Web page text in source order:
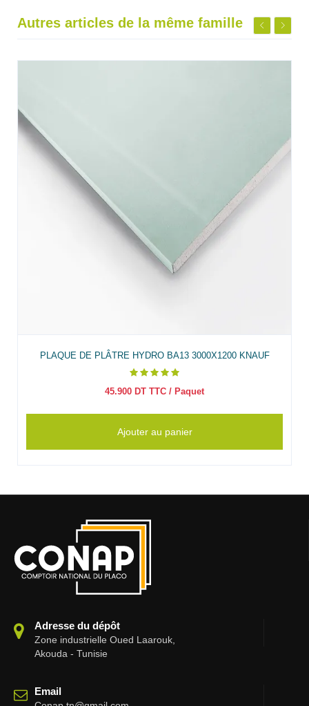
Autres articles de la même famille
PLAQUE DE PLÂTRE HYDRO BA13 3000X1200 KNAUF
45.900 DT TTC / Paquet
Ajouter au panier
Adresse du dépôt
Zone industrielle Oued Laarouk,
Akouda - Tunisie
Email